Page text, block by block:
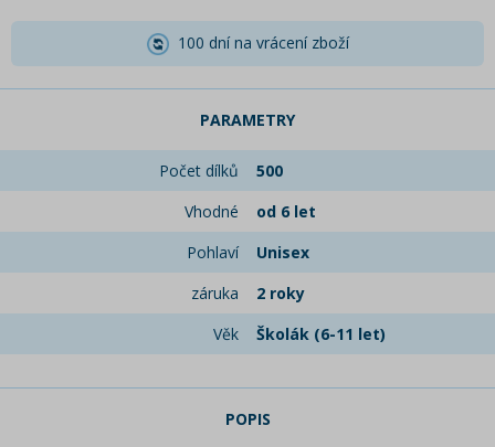
100 dní na vrácení zboží
PARAMETRY
Počet dílků
500
Vhodné
od 6 let
Pohlaví
Unisex
záruka
2 roky
Věk
Školák (6-11 let)
POPIS